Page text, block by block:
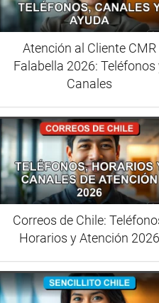
Atención al Cliente CMR
Falabella 2026: Teléfonos
Canales
Correos de Chile:
Horarios y Atención 2026